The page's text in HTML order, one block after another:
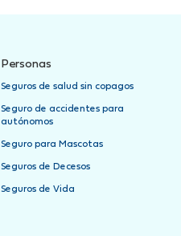
Personas
Seguros de salud sin copagos
Seguro de accidentes para
autónomos
Seguro para Mascotas
Seguros de Decesos
Seguros de Vida